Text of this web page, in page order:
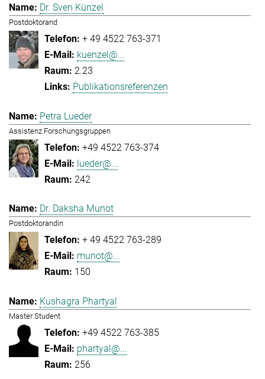
Dr. Sven Künzel
Postdoktorand
+ 49 4522 763-371
kuenzel@...
2.23
Publikationsreferenzen
Petra Lueder
Assistenz Forschungsgruppen
+49 4522 763-374
lueder@...
242
Dr. Daksha Munot
Postdoktorandin
+ 49 4522 763-289
munot@...
150
Kushagra Phartyal
Master Student
+49 4522 763-385
phartyal@...
256